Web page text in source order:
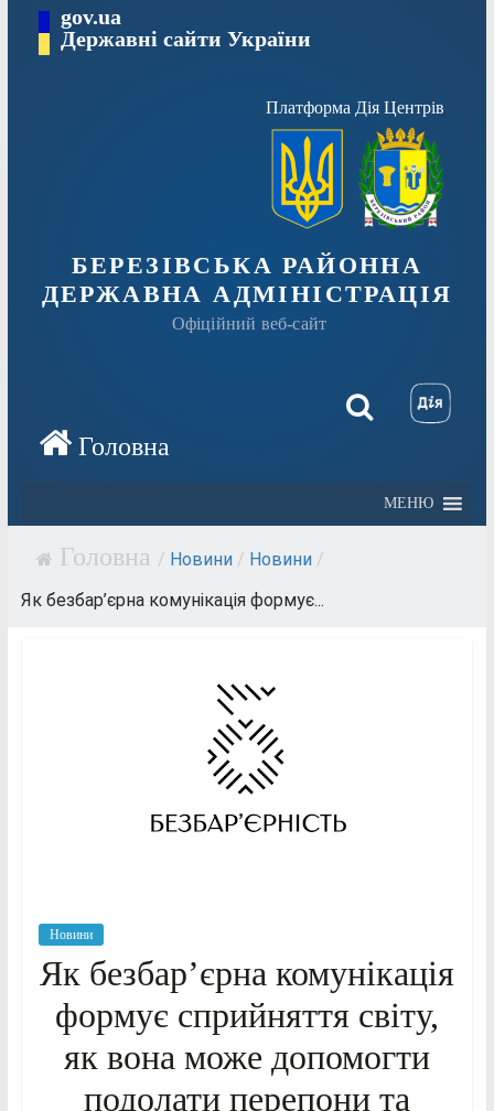
Перейтиgov.ua
Державні сайти України
Платформа Дія Центрів
БЕРЕЗІВСЬКА РАЙОННА
ДЕРЖАВНА АДМІНІСТРАЦІЯ
Офіційний веб-сайт
МЕНЮ
/ Новини / Новини /
Як безбар’єрна комунікація формує...
Новини
Як безбар’єрна комунікація
формує сприйняття світу,
як вона може допомогти
подолати перепони та